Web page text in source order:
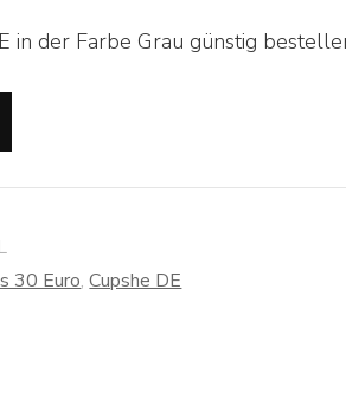
in der Farbe Grau günstig
30 Euro,Cupshe DE